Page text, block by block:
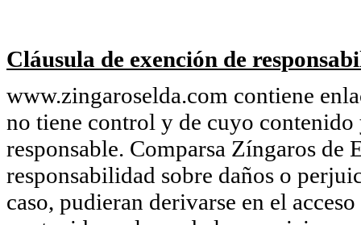
Cláusula de exención de
www.zingaroselda.com contiene
no tiene control y de cuyo
responsable. Comparsa Zíngaros de
responsabilidad sobre daños o
caso, pudieran derivarse en el